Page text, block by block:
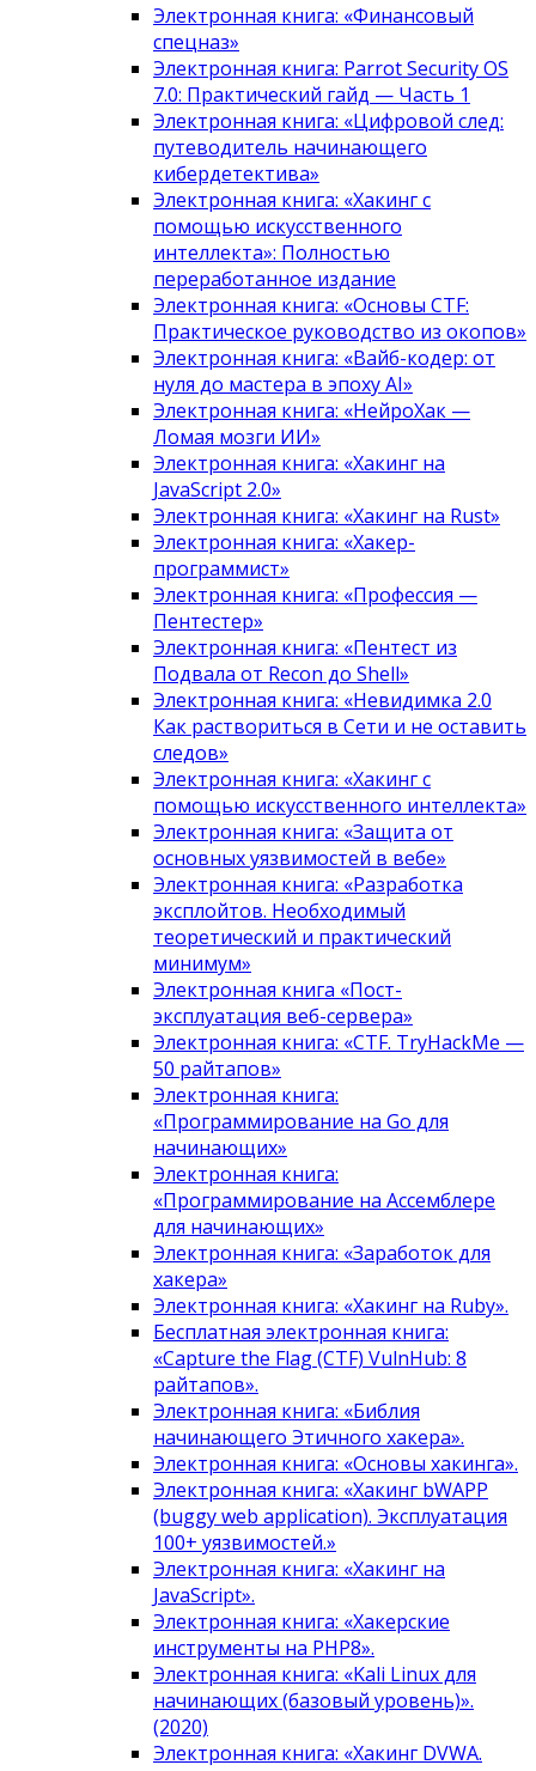
Электронная книга: «Финансовый
спецназ»
Электронная книга: Parrot Security OS
7.0: Практический гайд — Часть 1
Электронная книга: «Цифровой след:
путеводитель начинающего
кибердетектива»
Электронная книга: «Хакинг с
помощью искусственного
интеллекта»: Полностью
переработанное издание
Электронная книга: «Основы CTF:
Практическое руководство из окопов»
Электронная книга: «Вайб-кодер: от
нуля до мастера в эпоху AI»
Электронная книга: «НейроХак —
Ломая мозги ИИ»
Электронная книга: «Хакинг на
JavaScript 2.0»
Электронная книга: «Хакинг на Rust»
Электронная книга: «Хакер-
программист»
Электронная книга: «Профессия —
Пентестер»
Электронная книга: «Пентест из
Подвала от Recon до Shell»
Электронная книга: «Невидимка 2.0
Как раствориться в Сети и не оставить
следов»
Электронная книга: «Хакинг с
помощью искусственного интеллекта»
Электронная книга: «Защита от
основных уязвимостей в вебе»
Электронная книга: «Разработка
эксплойтов. Необходимый
теоретический и практический
минимум»
Электронная книга «Пост-
эксплуатация веб-сервера»
Электронная книга: «CTF. TryHackMe —
50 райтапов»
Электронная книга:
«Программирование на Go для
начинающих»
Электронная книга:
«Программирование на Ассемблере
для начинающих»
Электронная книга: «Заработок для
хакера»
Электронная книга: «Хакинг на Ruby».
Бесплатная электронная книга:
«Capture the Flag (CTF) VulnHub: 8
райтапов».
Электронная книга: «Библия
начинающего Этичного хакера».
Электронная книга: «Основы хакинга».
Электронная книга: «Хакинг bWAPP
(buggy web application). Эксплуатация
100+ уязвимостей.»
Электронная книга: «Хакинг на
JavaScript».
Электронная книга: «Хакерские
инструменты на PHP8».
Электронная книга: «Kali Linux для
начинающих (базовый уровень)».
(2020)
Электронная книга: «Хакинг DVWA.